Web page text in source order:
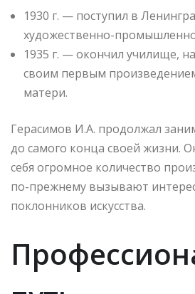
1930 г. — поступил в
художественно-
1935 г. — окончил училище,
своим первым
матери.
Герасимов И.А. продолжал
до самого конца своей жизни.
себя огромное количество
по-прежнему вызывают
поклонников искусства.